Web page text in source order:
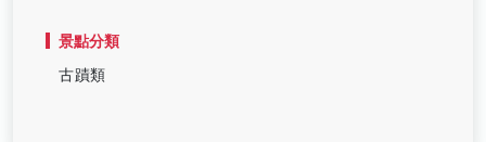
景點分類
古蹟類